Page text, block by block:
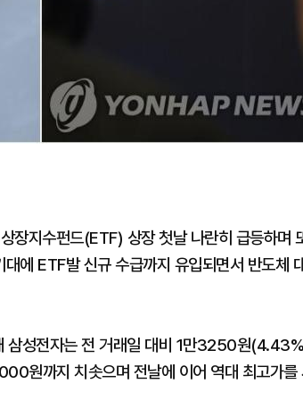
장지수펀드(ETF) 상장 첫날 나란히 급등하며
에 ETF발 신규 수급까지 유입되면서 반도체
삼성전자는 전 거래일 대비 1만3250원
원까지 치솟으며 전날에 이어 역대 최고가를